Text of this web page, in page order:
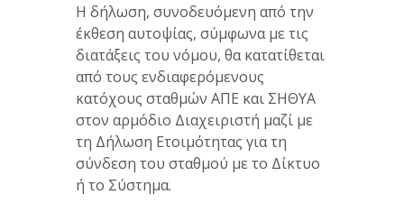
Η δήλωση, συνοδευόμενη από την
έκθεση αυτοψίας, σύμφωνα με τις
διατάξεις του νόμου, θα κατατίθεται
από τους ενδιαφερόμενους
κατόχους σταθμών ΑΠΕ και ΣΗΘΥΑ
στον αρμόδιο Διαχειριστή μαζί με
τη Δήλωση Ετοιμότητας για τη
σύνδεση του σταθμού με το Δίκτυο
ή το Σύστημα.